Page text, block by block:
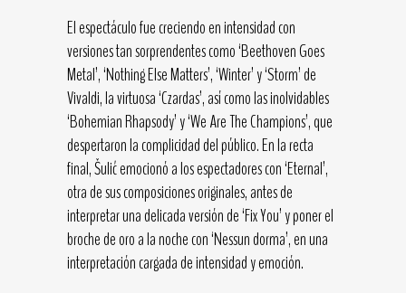
El espectáculo fue creciendo en intensidad con
versiones tan sorprendentes como ‘Beethoven Goes
Metal’, ‘Nothing Else Matters’, ‘Winter’ y ‘Storm’ de
Vivaldi, la virtuosa ‘Czardas’, así como las inolvidables
‘Bohemian Rhapsody’ y ‘We Are The Champions’, que
despertaron la complicidad del público. En la recta
final, Šulić emocionó a los espectadores con ‘Eternal’,
otra de sus composiciones originales, antes de
interpretar una delicada versión de ‘Fix You’ y poner el
broche de oro a la noche con ‘Nessun dorma’, en una
interpretación cargada de intensidad y emoción.